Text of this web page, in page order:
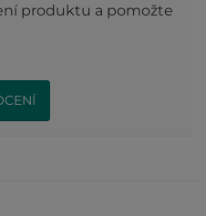
produktu a pomožte